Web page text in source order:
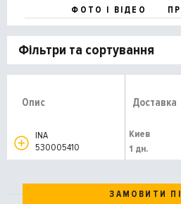
ФОТО І ВІДЕО
Фільтри та сортування
Опис Доставка
INA
530005410
Киев
1 дн.
ЗАМОВИТИ